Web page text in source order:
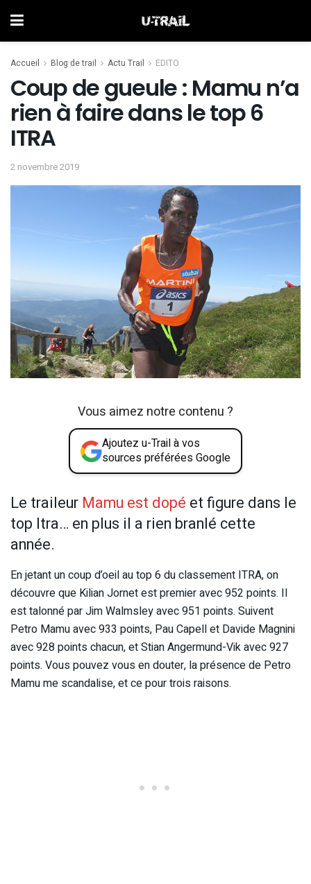
Accueil Blog de trail Actu Trail EDITO
Coup de gueule : Mamu n’a
rien à faire dans le top 6
ITRA
2 novembre 2019
Vous aimez notre contenu ?
Ajoutez u-Trail à vos
sources préférées Google
Le traileur Mamu est dopé et figure dans le
top Itra… en plus il a rien branlé cette
année.
En jetant un coup d’oeil au top 6 du classement ITRA, on
découvre que Kilian Jornet est premier avec 952 points. Il
est talonné par Jim Walmsley avec 951 points. Suivent
Petro Mamu avec 933 points, Pau Capell et Davide Magnini
avec 928 points chacun, et Stian Angermund-Vik avec 927
points. Vous pouvez vous en douter, la présence de Petro
Mamu me scandalise, et ce pour trois raisons.